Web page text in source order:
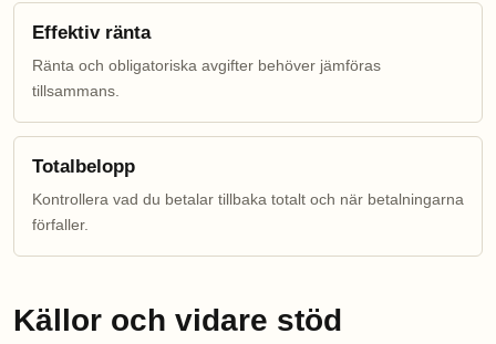
Effektiv ränta
Ränta och obligatoriska avgifter behöver jämföras
tillsammans.
Totalbelopp
Kontrollera vad du betalar tillbaka totalt och när betalningarna
förfaller.
Källor och vidare stöd